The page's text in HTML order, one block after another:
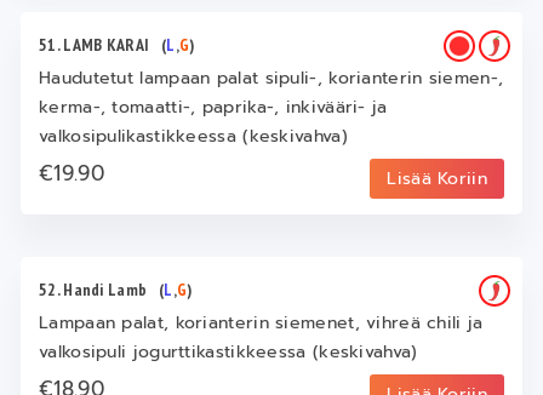
51. LAMB KARAI (L,G)
Haudutetut lampaan palat sipuli-, korianterin siemen-,
kerma-, tomaatti-, paprika-, inkivääri- ja
valkosipulikastikkeessa (keskivahva)
€19.90 Lisää Koriin
52. Handi Lamb (L,G)
Lampaan palat, korianterin siemenet, vihreä chili ja
valkosipuli jogurttikastikkeessa (keskivahva)